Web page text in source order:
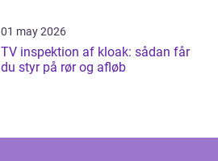
01 may 2026
TV inspektion af kloak: sådan får
du styr på rør og afløb